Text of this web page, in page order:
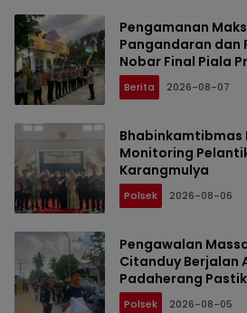
Pengamanan
Pangandaran dan
Nobar Final Piala
Aman
Berita 2026-08-07
Bhabinkamtibmas
Monitoring
Karangmulya
Polsek 2026-08-06
Pengawalan
Citanduy Berjalan
Padaherang
Berlangsung
Polsek 2026-08-05